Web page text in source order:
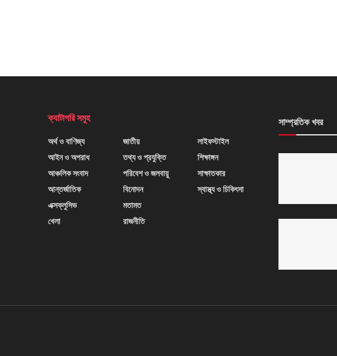
ক্যাটাগরি সমুহ
অর্থ ও বাণিজ্য
আইন ও অপরাধ
আঞ্চলিক সংবাদ
আন্তর্জাতিক
এক্সক্লুসিভ
খেলা
জাতীয়
তথ্য ও প্রযুক্তি
পরিবেশ ও জলবায়ু
বিনোদন
মতামত
রাজনীতি
লাইফস্টাইল
শিক্ষাঙ্গন
সাক্ষাতকার
স্বাস্থ্য ও চিকিৎসা
সাম্প্রতিক খবর